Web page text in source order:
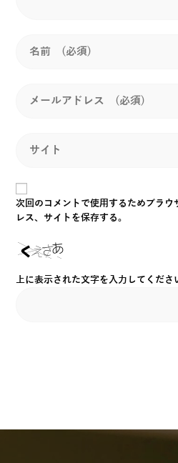
次回のコメントで使用するためブラウ
レス、サイトを保存する。
上に表示された文字を入力してくださ